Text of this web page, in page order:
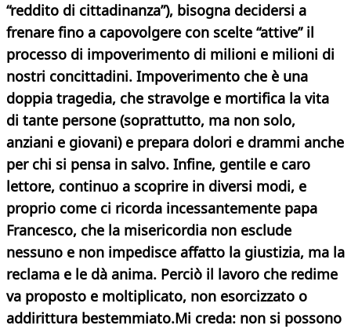
“reddito di cittadinanza”), bisogna decidersi a
frenare fino a capovolgere con scelte “attive” il
processo di impoverimento di milioni e milioni di
nostri concittadini. Impoverimento che è una
doppia tragedia, che stravolge e mortifica la vita
di tante persone (soprattutto, ma non solo,
anziani e giovani) e prepara dolori e drammi anche
per chi si pensa in salvo. Infine, gentile e caro
lettore, continuo a scoprire in diversi modi, e
proprio come ci ricorda incessantemente papa
Francesco, che la misericordia non esclude
nessuno e non impedisce affatto la giustizia, ma la
reclama e le dà anima. Perciò il lavoro che redime
va proposto e moltiplicato, non esorcizzato o
addirittura bestemmiato.Mi creda: non si possono